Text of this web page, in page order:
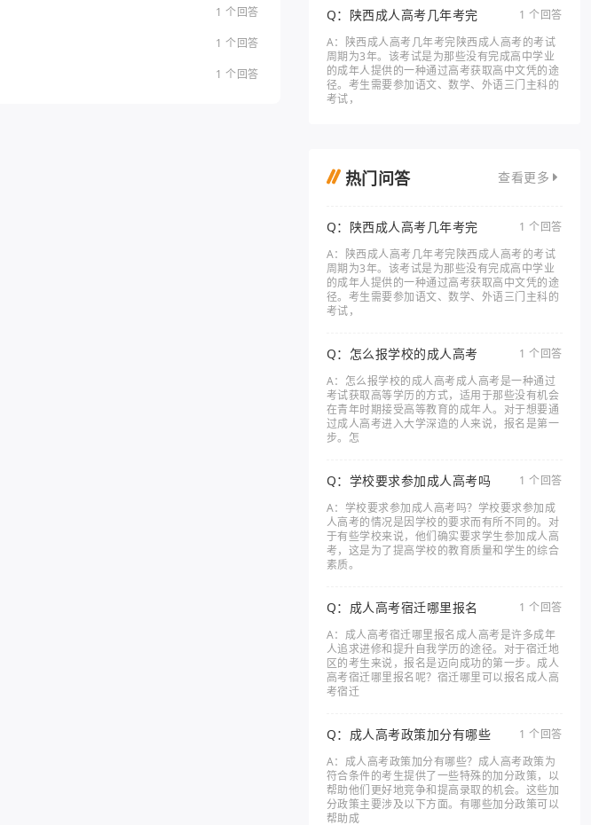
1 个回答
1 个回答
1 个回答
Q：陕西成人高考几年考完
1 个回答
A：陕西成人高考几年考完陕西成人高考的考试
周期为3年。该考试是为那些没有完成高中学业
的成年人提供的一种通过高考获取高中文凭的途
径。考生需要参加语文、数学、外语三门主科的
考试，
热门问答 查看更多
Q：陕西成人高考几年考完
1 个回答
A：陕西成人高考几年考完陕西成人高考的考试
周期为3年。该考试是为那些没有完成高中学业
的成年人提供的一种通过高考获取高中文凭的途
径。考生需要参加语文、数学、外语三门主科的
考试，
Q：怎么报学校的成人高考
1 个回答
A：怎么报学校的成人高考成人高考是一种通过
考试获取高等学历的方式，适用于那些没有机会
在青年时期接受高等教育的成年人。对于想要通
过成人高考进入大学深造的人来说，报名是第一
步。怎
Q：学校要求参加成人高考吗
1 个回答
A：学校要求参加成人高考吗？学校要求参加成
人高考的情况是因学校的要求而有所不同的。对
于有些学校来说，他们确实要求学生参加成人高
考，这是为了提高学校的教育质量和学生的综合
素质。
Q：成人高考宿迁哪里报名
1 个回答
A：成人高考宿迁哪里报名成人高考是许多成年
人追求进修和提升自我学历的途径。对于宿迁地
区的考生来说，报名是迈向成功的第一步。成人
高考宿迁哪里报名呢？宿迁哪里可以报名成人高
考宿迁
Q：成人高考政策加分有哪些
1 个回答
A：成人高考政策加分有哪些？成人高考政策为
符合条件的考生提供了一些特殊的加分政策，以
帮助他们更好地竞争和提高录取的机会。这些加
分政策主要涉及以下方面。有哪些加分政策可以
帮助成